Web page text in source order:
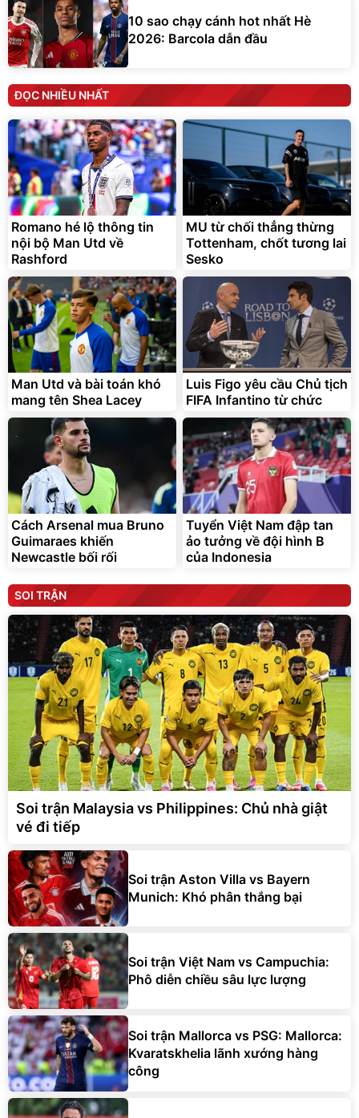
10 sao chạy cánh hot nhất Hè
2026: Barcola dẫn đầu
ĐỌC NHIỀU NHẤT
Romano hé lộ thông tin
nội bộ Man Utd về
Rashford
MU từ chối thẳng thừng
Tottenham, chốt tương lai
Sesko
Man Utd và bài toán khó
mang tên Shea Lacey
Luis Figo yêu cầu Chủ tịch
FIFA Infantino từ chức
Cách Arsenal mua Bruno
Guimaraes khiến
Newcastle bối rối
Tuyển Việt Nam đập tan
ảo tưởng về đội hình B
của Indonesia
SOI TRẬN
Soi trận Malaysia vs Philippines: Chủ nhà giật
vé đi tiếp
Soi trận Aston Villa vs Bayern
Munich: Khó phân thắng bại
Soi trận Việt Nam vs Campuchia:
Phô diễn chiều sâu lực lượng
Soi trận Mallorca vs PSG: Mallorca:
Kvaratskhelia lãnh xướng hàng
công